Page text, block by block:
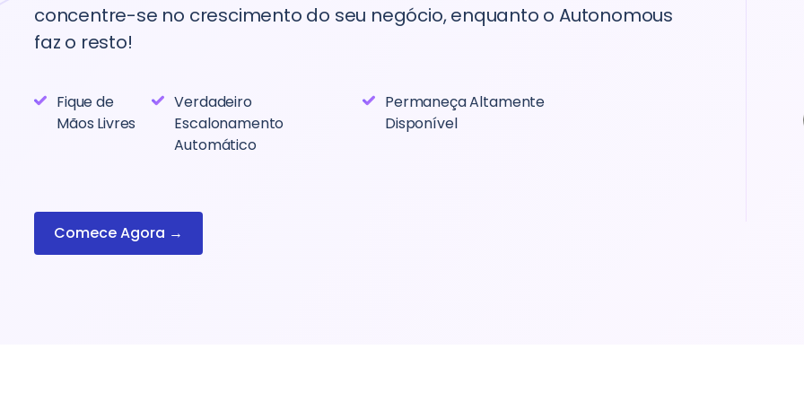
concentre-se no crescimento do seu negócio, enquanto o Autonomous
faz o resto!
Fique de
Mãos Livres
Verdadeiro
Escalonamento
Automático
Permaneça Altamente
Disponível
Comece Agora →
administração extra poupados, esperamos
poder concentrar-nos mais nos nossos
objetivos comerciais estratégicos.”
Zak Sampson
Diretor, Spitfire Competitions
nunca tive de me preocupar com o upgrade
e downgrade de servidores. Eu não poderia
Ratnesh Kumar